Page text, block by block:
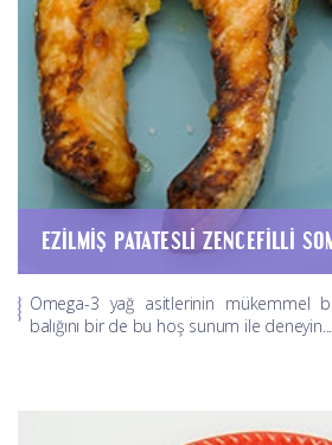
EZILMIŞ PATATESLI ZENCEFILLI
Omega-3 yağ asitlerinin mükemmel
balığını bir de bu hoş sunum ile deneyin...